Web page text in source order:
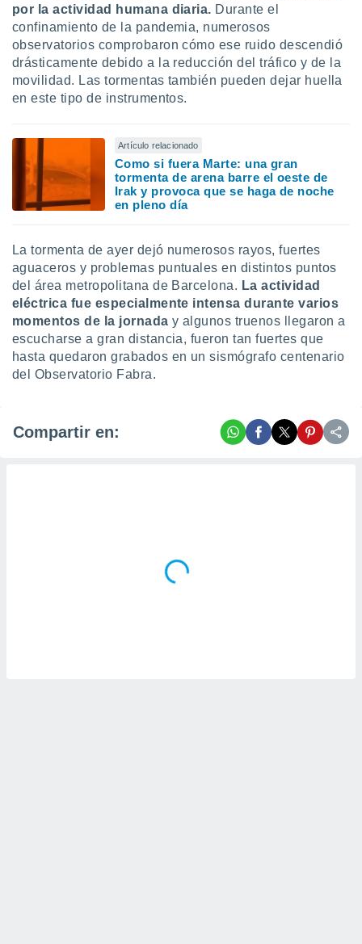
por la actividad humana diaria. Durante el
confinamiento de la pandemia, numerosos
observatorios comprobaron cómo ese ruido descendió
drásticamente debido a la reducción del tráfico y de la
movilidad. Las tormentas también pueden dejar huella
en este tipo de instrumentos.
Artículo relacionado
Como si fuera Marte: una gran
tormenta de arena barre el oeste de
Irak y provoca que se haga de noche
en pleno día
La tormenta de ayer dejó numerosos rayos, fuertes
aguaceros y problemas puntuales en distintos puntos
del área metropolitana de Barcelona. La actividad
eléctrica fue especialmente intensa durante varios
momentos de la jornaday algunos truenos llegaron a
escucharse a gran distancia, fueron tan fuertes que
hasta quedaron grabados en un sismógrafo centenario
del Observatorio Fabra.
Compartir en: